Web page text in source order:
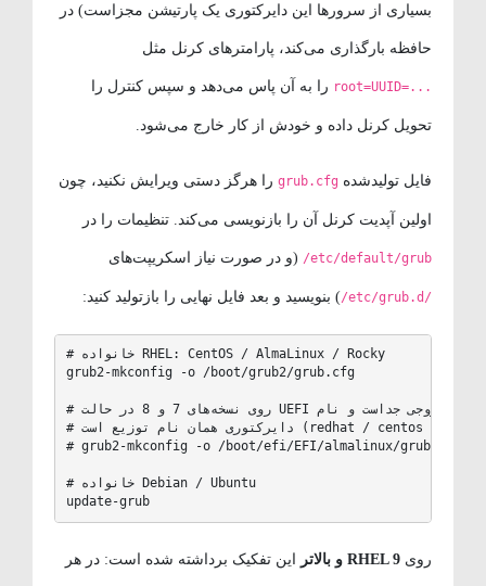
بسیاری از سرورها این دایرکتوری یک پارتیشن مجزاست) در
حافظه بارگذاری می‌کند، پارامترهای کرنل مثل
root=UUID=... را به آن پاس می‌دهد و سپس کنترل را
تحویل کرنل داده و خودش از کار خارج می‌شود.
فایل تولیدشده grub.cfg را هرگز دستی ویرایش نکنید، چون
اولین آپدیت کرنل آن را بازنویسی می‌کند. تنظیمات را در
/etc/default/grub (و در صورت نیاز اسکریپت‌های
/etc/grub.d/) بنویسید و بعد فایل نهایی را بازتولید کنید:
# خانواده RHEL: CentOS / AlmaLinux / Rocky
grub2-mkconfig -o /boot/grub2/grub.cfg
# روی نسخه‌های 7 و 8 در حالت UEFI مسیر خروجی جداست و نام
# دایرکتوری همان نام توزیع است (redhat / centos / almalinux / rocky):
# grub2-mkconfig -o /boot/efi/EFI/almalinux/grub.cfg
# خانواده Debian / Ubuntu
update-grub
روی RHEL 9 و بالاتر این تفکیک برداشته شده است: در هر